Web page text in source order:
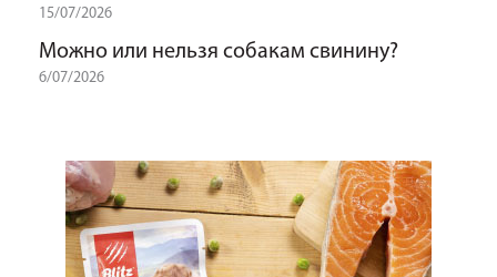
15/07/2026
Можно или нельзя собакам свинину?
6/07/2026